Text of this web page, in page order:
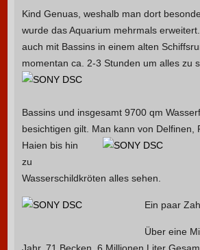
Kind Genuas, weshalb man dort
wurde das Aquarium mehrmals
auch mit Bassins in einem alten
momentan ca. 2-3 Stunden um alles zu
Bassins und insgesamt 9700 qm
besichtigen gilt. Man kann von Delfinen,
Haien bis hin
zu
Wasserschildkröten alles sehen.
Ein paar
Über eine